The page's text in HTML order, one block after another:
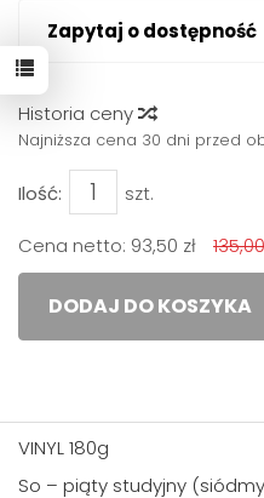
Zapytaj o dostępność
Historia ceny
Najniższa cena 30 dni przed
Ilość: szt.
Cena netto: 93,50 zł
DODAJ DO KOSZYKA
VINYL 180g
So – piąty studyjny